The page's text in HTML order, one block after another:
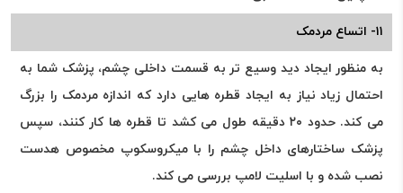
۱۱- اتساع مردمک
به منظور ایجاد دید وسیع تر به قسمت داخلی چشم، پزشک شما به
احتمال زیاد نیاز به ایجاد قطره هایی دارد که اندازه مردمک را بزرگ
می کند. حدود ۲۰ دقیقه طول می کشد تا قطره ها کار کنند، سپس
پزشک ساختارهای داخل چشم را با میکروسکوپ مخصوص هدست
نصب شده و با اسلیت لامپ بررسی می کند.